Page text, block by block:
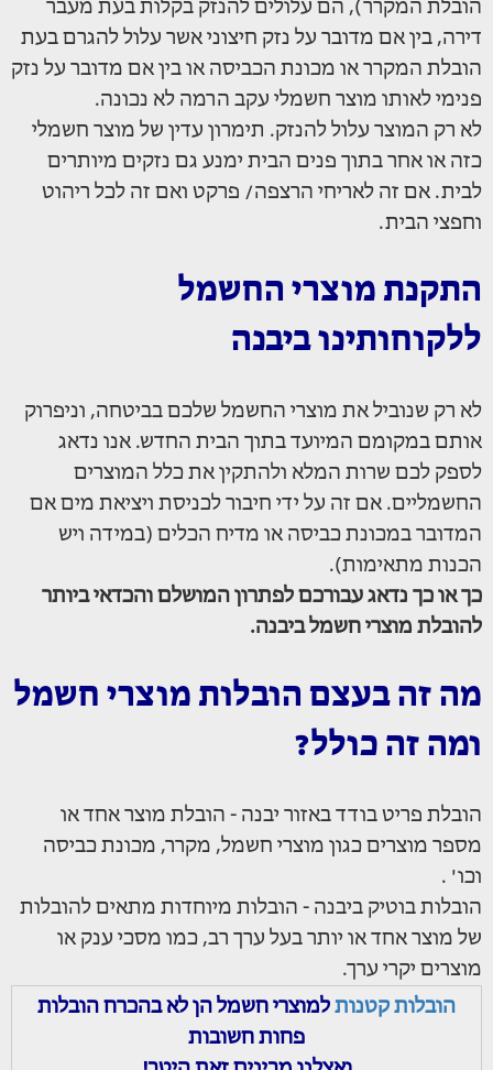
הובלת המקרר), הם עלולים להנזק בקלות בעת מעבר
דירה, בין אם מדובר על נזק חיצוני אשר עלול להגרם בעת
הובלת המקרר או מכונת הכביסה או בין אם מדובר על נזק
פנימי לאותו מוצר חשמלי עקב הרמה לא נכונה.
לא רק המוצר עלול להנזק. תימרון עדין של מוצר חשמלי
כזה או אחר בתוך פנים הבית ימנע גם נזקים מיותרים
לבית. אם זה לאריחי הרצפה/ פרקט ואם זה לכל ריהוט
וחפצי הבית.
התקנת מוצרי החשמל
ללקוחותינו ביבנה
לא רק שנוביל את מוצרי החשמל שלכם בביטחה, וניפרוק
אותם במקומם המיועד בתוך הבית החדש. אנו נדאג
לספק לכם שרות המלא ולהתקין את כלל המוצרים
החשמליים. אם זה על ידי חיבור לכניסת ויציאת מים אם
המדובר במכונת כביסה או מדיח הכלים (במידה ויש
הכנות מתאימות).
כך או כך נדאג עבורכם לפתרון המושלם והכדאי ביותר
להובלת מוצרי חשמל ביבנה.
מה זה בעצם הובלות מוצרי חשמל
ומה זה כולל?
הובלת פריט בודד באזור יבנה - הובלת מוצר אחד או
מספר מוצרים כגון מוצרי חשמל, מקרר, מכונת כביסה
וכו' .
הובלות בוטיק ביבנה - הובלות מיוחדות מתאים להובלות
של מוצר אחד או יותר בעל ערך רב, כמו מסכי ענק או
מוצרים יקרי ערך.
הובלות קטנות למוצרי חשמל הן לא בהכרח הובלות
פחות חשובות